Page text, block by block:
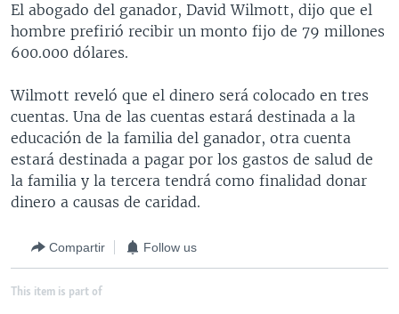
DEPORTES
CIENCIA Y SALUD
AUDIOS
FORO INTERAMERICANO
VISIÓN 360
LAS CLAVES
PANORAMA
AVANCE INFORMATIVO
AUDIONOTICIAS
BUENOS DÍAS AMÉRICA
ESTADOS UNIDOS AL DÍA
EL MUNDO AL DÍA [RADIO]
FORO [RADIO]
NOTA ECONÓMICA
ENTRETENIMIENTO
DIRECT
DOCUMENTALES DE LA VOA
SÍGANOS
Idiomas
El abogado del ganador, David Wilmott, dijo que el
hombre prefirió recibir un monto fijo de 79 millones
600.000 dólares.
Wilmott reveló que el dinero será colocado en tres
cuentas. Una de las cuentas estará destinada a la
educación de la familia del ganador, otra cuenta
estará destinada a pagar por los gastos de salud de
la familia y la tercera tendrá como finalidad donar
dinero a causas de caridad.
Compartir Follow us
This item is part of